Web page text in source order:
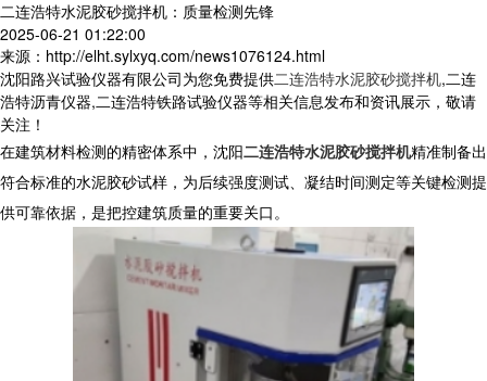
二连浩特水泥胶砂搅拌机：质量检测先锋
2025-06-21 01:22:00
来源：http://elht.sylxyq.com/news1076124.html
沈阳路兴试验仪器有限公司为您免费提供二连浩特水泥胶砂搅拌机,二连
浩特沥青仪器,二连浩特铁路试验仪器等相关信息发布和资讯展示，敬请
关注！
在建筑材料检测的精密体系中，沈阳二连浩特水泥胶砂搅拌机精准制备出
符合标准的水泥胶砂试样，为后续强度测试、凝结时间测定等关键检测提
供可靠依据，是把控建筑质量的重要关口。